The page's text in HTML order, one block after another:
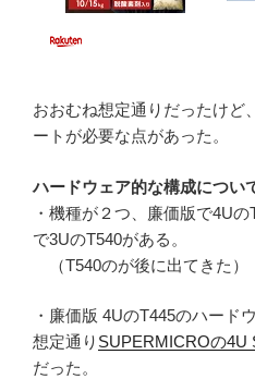
おおむね想定通りだったけど
ートが必要な点があった。
ハードウェア的な構成につい
・機種が２つ、廉価版で4U
で3UのT540がある。
（T540のが後に出てきた）
・廉価版 4UのT445のハード
想定通り SUPERMICROの4U
だった。